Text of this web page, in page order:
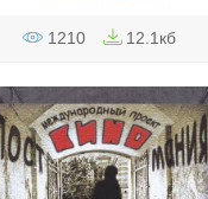
1210 12.1кб